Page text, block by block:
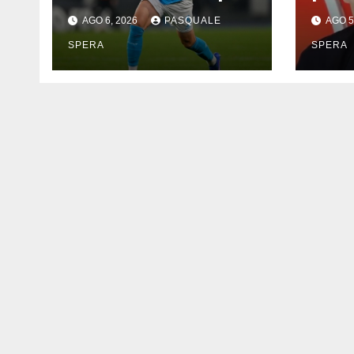
AGO 6, 2026 PASQUALE
SPERA
AGO
SPERA